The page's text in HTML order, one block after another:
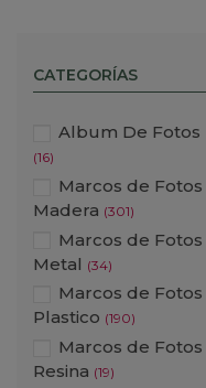
CATEGORÍAS
Album De Fotos
(16)
Marcos de Fotos
Madera (301)
Marcos de Fotos
Metal (34)
Marcos de Fotos
Plastico (190)
Marcos de Fotos
Resina (19)